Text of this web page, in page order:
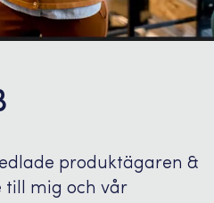
produktägaren &
till mig och vår